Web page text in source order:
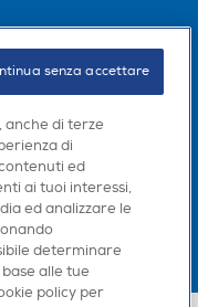
anche di terze
di
ed
ai tuoi interessi,
ed analizzare le
determinare
alle tue
policy per
senza accettare